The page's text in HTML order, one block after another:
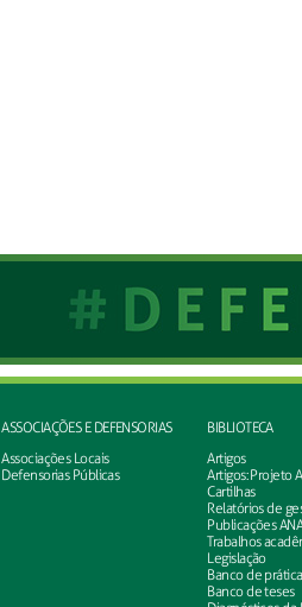
ASSOCIAÇÕES E DEFENSORIAS
Associações Locais
Defensorias Públicas
BIBLIOTECA
Artigos
Artigos: Projeto
Cartilhas
Relatórios de
Publicações
Trabalhos
Legislação
Banco de
Banco de teses